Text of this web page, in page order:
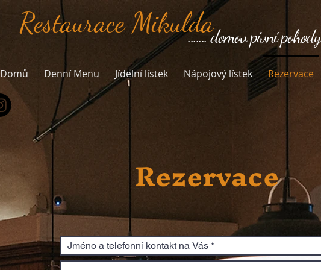
Restaurace Mikulda....... domov pivní pohody
Domů Denní Menu Jídelní lístek Nápojový lístek Rezervace
Rezervace